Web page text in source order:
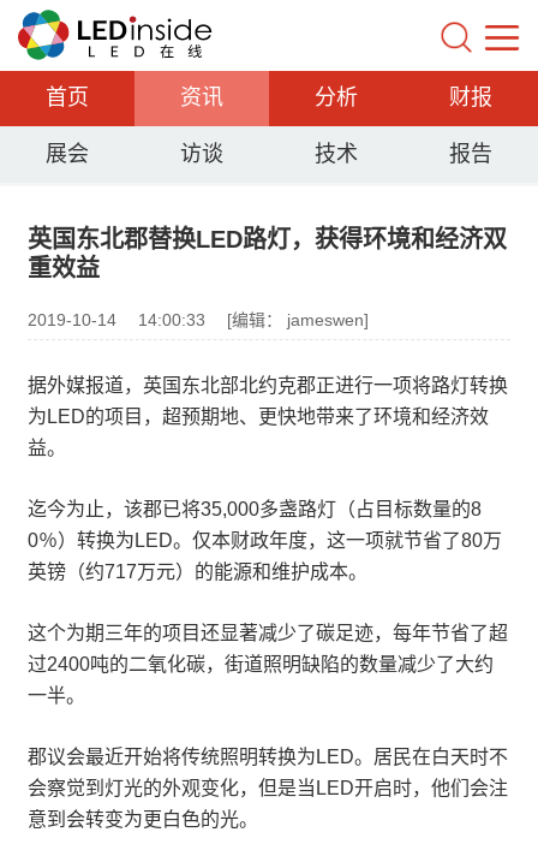
首页 资讯 分析 财报
展会 访谈 技术 报告
英国东北郡替换LED路灯，获得环境和经济双
重效益
2019-10-14 14:00:33 [编辑： jameswen]
据外媒报道，英国东北部北约克郡正进行一项将路灯转换
为LED的项目，超预期地、更快地带来了环境和经济效
益。
迄今为止，该郡已将35,000多盏路灯（占目标数量的8
0％）转换为LED。仅本财政年度，这一项就节省了80万
英镑（约717万元）的能源和维护成本。
这个为期三年的项目还显著减少了碳足迹，每年节省了超
过2400吨的二氧化碳，街道照明缺陷的数量减少了大约
一半。
郡议会最近开始将传统照明转换为LED。居民在白天时不
会察觉到灯光的外观变化，但是当LED开启时，他们会注
意到会转变为更白色的光。